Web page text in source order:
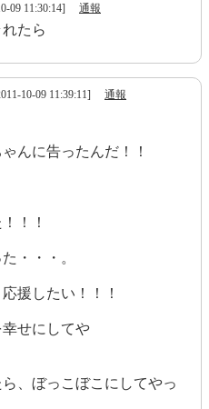
09 11:30:14] 通報
たら
10-09 11:39:11] 通報
んに告ったんだ！！
！！
・・・。
援したい！！！
せにしてや
、ぼっこぼこにしてやっ